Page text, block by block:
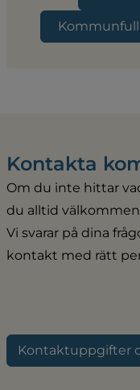
Kontakta
Om du inte hittar
du alltid välkommen
Vi svarar på dina
kontakt med rätt
Kontaktuppgifter